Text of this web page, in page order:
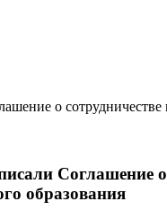
Соглашение о
образования